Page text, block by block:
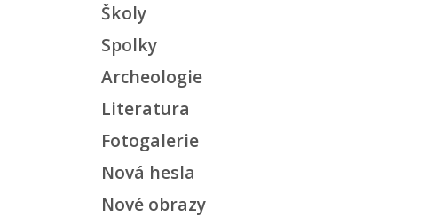
Školy
Spolky
Archeologie
Literatura
Fotogalerie
Nová hesla
Nové obrazy